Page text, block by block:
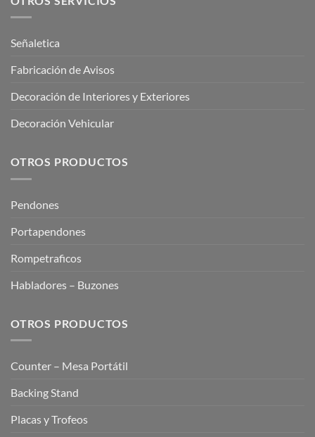
Señaletica
Fabricación de Avisos
Decoración de Interiores y Exteriores
Decoración Vehicular
OTROS PRODUCTOS
Pendones
Portapendones
Rompetraficos
Habladores – Buzones
OTROS PRODUCTOS
Counter – Mesa Portátil
Backing Stand
Placas y Trofeos